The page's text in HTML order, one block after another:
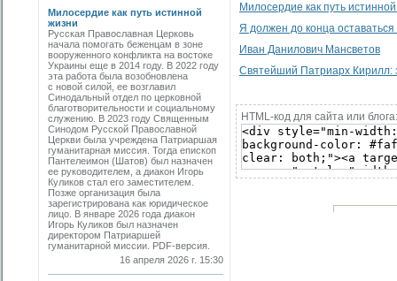
Милосердие как путь истинной
жизни
Русская Православная Церковь
начала помогать беженцам в зоне
вооруженного конфликта на востоке
Украины еще в 2014 году. В 2022 году
эта работа была возобновлена
с новой силой, ее возглавил
Синодальный отдел по церковной
благотворительности и социальному
служению. В 2023 году Священным
Синодом Русской Православной
Церкви была учреждена Патриаршая
гуманитарная миссия. Тогда епископ
Пантелеимон (Шатов) был назначен
ее руководителем, а диакон Игорь
Куликов стал его заместителем.
Позже организация была
зарегистрирована как юридическое
лицо. В январе 2026 года диакон
Игорь Куликов был назначен
директором Патриаршей
гуманитарной миссии. PDF-версия.
16 апреля 2026 г. 15:30
Милосердие как путь
Я должен до конца оставаться
Иван Данилович Мансветов
Святейший Патриарх Кирилл:
HTML-код для сайта или блога: